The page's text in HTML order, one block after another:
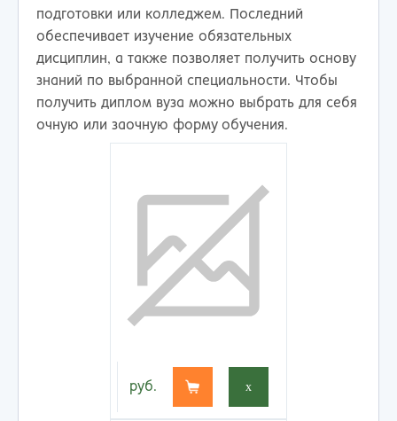
подготовки или колледжем. Последний
обеспечивает изучение обязательных
дисциплин, а также позволяет получить основу
знаний по выбранной специальности. Чтобы
получить диплом вуза можно выбрать для себя
очную или заочную форму обучения.
руб. x